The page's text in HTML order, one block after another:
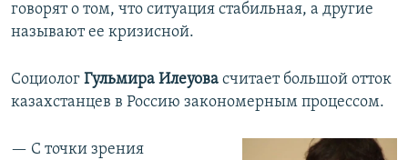
говорят о том, что ситуация стабильная, а другие
называют ее кризисной.
Социолог Гульмира Илеуова считает большой отток
казахстанцев в Россию закономерным процессом.
— С точки зрения